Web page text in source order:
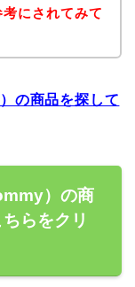
にされてみて
の商品を探して
）の商
らをクリ